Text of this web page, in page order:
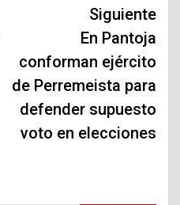
Siguiente
En Pantoja
conforman ejército
de Perremeista para
defender supuesto
voto en elecciones